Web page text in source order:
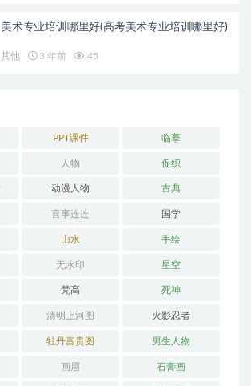
美术专业培训哪里好(高考美术专业培训哪里好)
其他 3 年前 45
PPT课件 临摹
人物 促织
动漫人物 古典
喜事连连 国学
山水 手绘
无水印 星空
梵高 死神
清明上河图 火影忍者
牡丹富贵图 男生人物
画眉 石膏画